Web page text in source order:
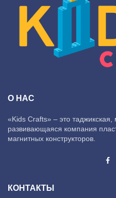
О НАС
«Kids Crafts» – это
развивающаяся компания
магнитных конструкторов.
КОНТАКТЫ